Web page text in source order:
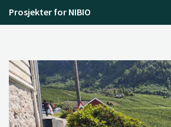
Prosjekter for NIBIO